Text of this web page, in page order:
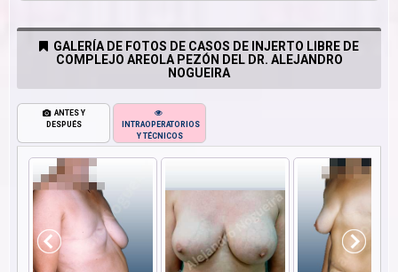
GALERÍA DE FOTOS DE CASOS DE INJERTO LIBRE DE
COMPLEJO AREOLA PEZÓN DEL DR. ALEJANDRO
NOGUEIRA
ANTES Y
DESPUÉS
INTRAOPERATORIOS
Y TÉCNICOS